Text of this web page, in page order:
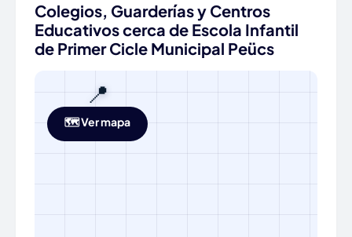
Colegios, Guarderías y Centros
Educativos cerca de Escola Infantil
de Primer Cicle Municipal Peücs
📍
🗺️ Ver mapa